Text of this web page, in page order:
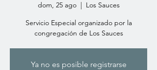
dom, 25 ago
  |
Los Sauces
Servicio Especial organizado por la
congregación de Los Sauces
Ya no es posible registrarse